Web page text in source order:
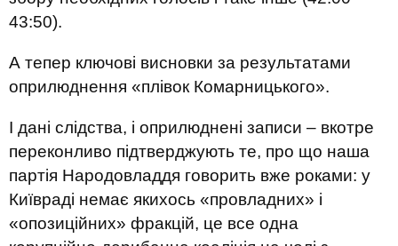
43:50).
А тепер ключові висновки за результатами
оприлюднення «плівок Комарницького».
І дані слідства, і оприлюднені записи – вкотре
переконливо підтверджують те, про що наша
партія Народовладдя говорить вже роками: у
Київраді немає якихось «провладних» і
«опозиційних» фракцій, це все одна